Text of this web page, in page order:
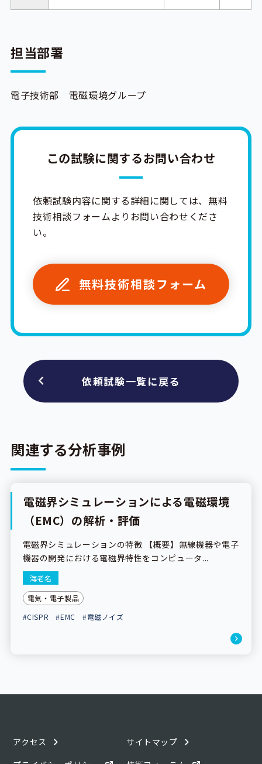
担当部署
電子技術部 電磁環境グループ
この試験に関するお問い合わせ
依頼試験内容に関する詳細に関しては、無料
技術相談フォームよりお問い合わせくださ
い。
無料技術相談フォーム
依頼試験一覧に戻る
関連する分析事例
分析事例
電磁界シミュレーションによる電磁環境
（EMC）の解析・評価
電磁界シミュレーションの特徴 【概要】無線機器や電子
機器の開発における電磁界特性をコンピュータ...
海老名
電気・電子製品
#CISPR
#EMC #電磁ノイズ
アクセス
サイトマップ